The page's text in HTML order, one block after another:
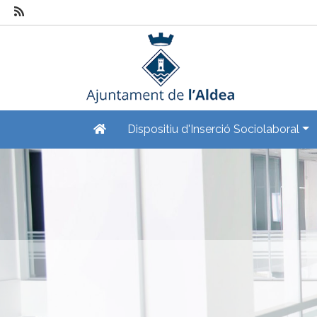
Dispositiu d'Inserció Sociolaboral